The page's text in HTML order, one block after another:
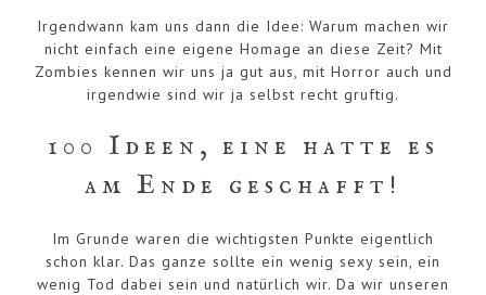
Irgendwann kam uns dann die Idee: Warum machen wir
nicht einfach eine eigene Homage an diese Zeit? Mit
Zombies kennen wir uns ja gut aus, mit Horror auch und
irgendwie sind wir ja selbst recht gruftig.
100 Ideen, eine hatte es
am Ende geschafft!
Im Grunde waren die wichtigsten Punkte eigentlich
schon klar. Das ganze sollte ein wenig sexy sein, ein
wenig Tod dabei sein und natürlich wir. Da wir unseren